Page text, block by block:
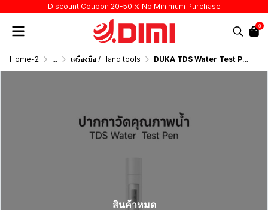
Discount Coupon 20-50 % No Minimum Purchase
0
Home-2 ... เครื่องมือ / Hand tools DUKA TDS Water Test Pen
สินค้าหมด